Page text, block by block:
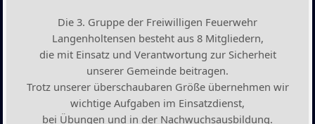
Die 3. Gruppe der Freiwilligen Feuerwehr
Langenholtensen besteht aus 8 Mitgliedern,
die mit Einsatz und Verantwortung zur Sicherheit
unserer Gemeinde beitragen.
Trotz unserer überschaubaren Größe übernehmen wir
wichtige Aufgaben im Einsatzdienst,
bei Übungen und in der Nachwuchsausbildung.